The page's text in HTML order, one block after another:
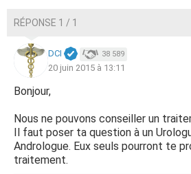
RÉPONSE 1 / 1
DCI 38 589
20 juin 2015 à 13:11
Bonjour,
Nous ne pouvons conseiller un
Il faut poser ta question à un
Andrologue. Eux seuls pourront te
traitement.